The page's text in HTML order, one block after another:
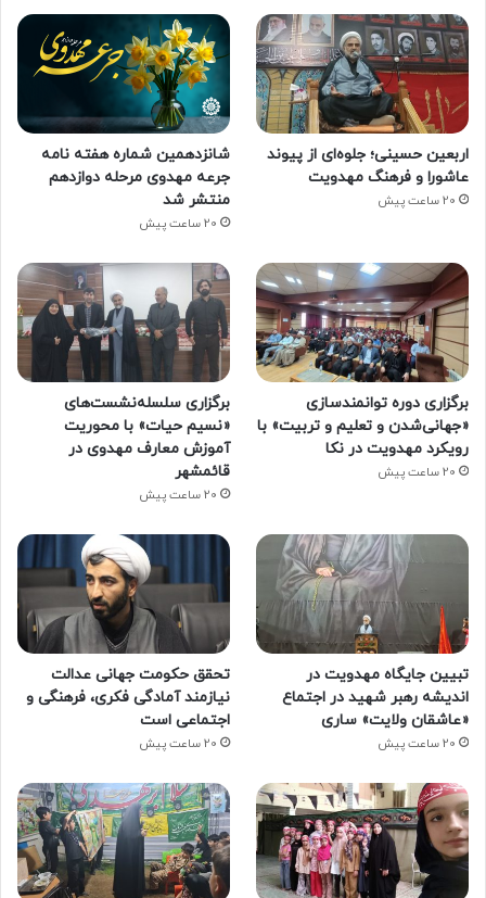
اربعین حسینی؛ جلوه‌ای از پیوند
عاشورا و فرهنگ مهدویت
20 ساعت پیش
شانزدهمین شماره هفته‌ نامه
جرعه مهدوی مرحله دوازدهم
منتشر شد
20 ساعت پیش
برگزاری دوره توانمندسازی
«جهانی‌شدن و تعلیم و تربیت» با
رویکرد مهدویت در نکا
20 ساعت پیش
برگزاری سلسله‌نشست‌های
«نسیم حیات» با محوریت
آموزش معارف مهدوی در
قائمشهر
20 ساعت پیش
تبیین جایگاه مهدویت در
اندیشه رهبر شهید در اجتماع
«عاشقان ولایت» ساری
20 ساعت پیش
تحقق حکومت جهانی عدالت
نیازمند آمادگی فکری، فرهنگی و
اجتماعی است
20 ساعت پیش